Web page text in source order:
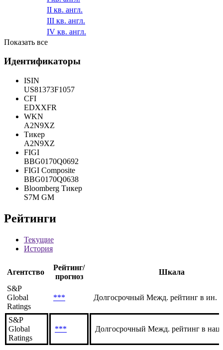
IV кв. англ.
I кв. англ.
II кв. англ.
IV кв. англ.
Показать все
Идентификаторы
ISIN
US81373F1057
CFI
EDXXFR
WKN
A2N9XZ
Тикер
A2N9XZ
FIGI
BBG0170Q0692
Bloomberg Тикер
Рейтинги
Текущие
Агентство
Рейтинг/
S&P
Global
Ratings
*** Долгосрочный Межд. рейтинг в ин.